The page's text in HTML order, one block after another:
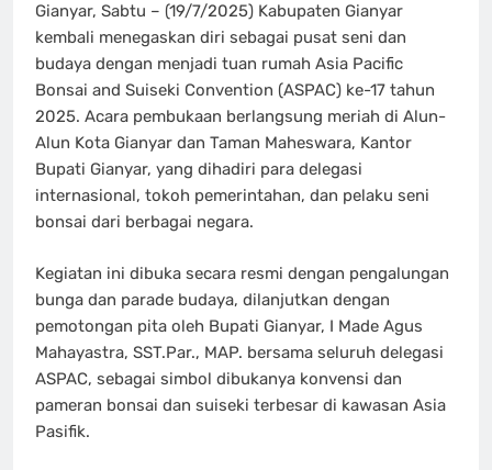
Gianyar, Sabtu – (19/7/2025) Kabupaten Gianyar
kembali menegaskan diri sebagai pusat seni dan
budaya dengan menjadi tuan rumah Asia Pacific
Bonsai and Suiseki Convention (ASPAC) ke-17 tahun
2025. Acara pembukaan berlangsung meriah di Alun-
Alun Kota Gianyar dan Taman Maheswara, Kantor
Bupati Gianyar, yang dihadiri para delegasi
internasional, tokoh pemerintahan, dan pelaku seni
bonsai dari berbagai negara.
Kegiatan ini dibuka secara resmi dengan pengalungan
bunga dan parade budaya, dilanjutkan dengan
pemotongan pita oleh Bupati Gianyar, I Made Agus
Mahayastra, SST.Par., MAP. bersama seluruh delegasi
ASPAC, sebagai simbol dibukanya konvensi dan
pameran bonsai dan suiseki terbesar di kawasan Asia
Pasifik.